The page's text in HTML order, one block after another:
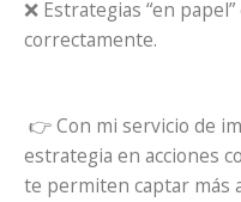
❌ Estrategias “en
correctamente.
👉 Con mi servicio de
estrategia en acciones
te permiten captar más